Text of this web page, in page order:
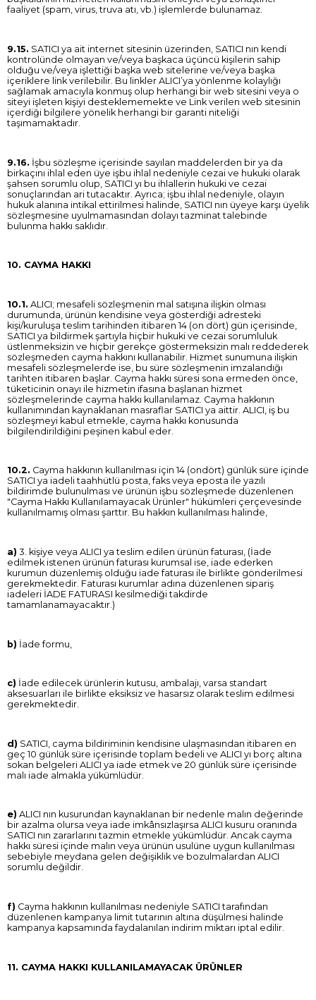
faaliyet (spam, virus, truva atı, vb.) işlemlerde bulunamaz.
9.15. SATICI ya ait internet sitesinin üzerinden, SATICI nın kendi
kontrolünde olmayan ve/veya başkaca üçüncü kişilerin sahip
olduğu ve/veya işlettiği başka web sitelerine ve/veya başka
içeriklere link verilebilir. Bu linkler ALICI’ya yönlenme kolaylığı
sağlamak amacıyla konmuş olup herhangi bir web sitesini veya o
siteyi işleten kişiyi desteklememekte ve Link verilen web sitesinin
içerdiği bilgilere yönelik herhangi bir garanti niteliği
taşımamaktadır.
9.16. İşbu sözleşme içerisinde sayılan maddelerden bir ya da
birkaçını ihlal eden üye işbu ihlal nedeniyle cezai ve hukuki olarak
şahsen sorumlu olup, SATICI yı bu ihlallerin hukuki ve cezai
sonuçlarından ari tutacaktır. Ayrıca; işbu ihlal nedeniyle, olayın
hukuk alanına intikal ettirilmesi halinde, SATICI nın üyeye karşı üyelik
sözleşmesine uyulmamasından dolayı tazminat talebinde
bulunma hakkı saklıdır.
10. CAYMA HAKKI
10.1. ALICI; mesafeli sözleşmenin mal satışına ilişkin olması
durumunda, ürünün kendisine veya gösterdiği adresteki
kişi/kuruluşa teslim tarihinden itibaren 14 (on dört) gün içerisinde,
SATICI ya bildirmek şartıyla hiçbir hukuki ve cezai sorumluluk
üstlenmeksizin ve hiçbir gerekçe göstermeksizin malı reddederek
sözleşmeden cayma hakkını kullanabilir. Hizmet sunumuna ilişkin
mesafeli sözleşmelerde ise, bu süre sözleşmenin imzalandığı
tarihten itibaren başlar. Cayma hakkı süresi sona ermeden önce,
tüketicinin onayı ile hizmetin ifasına başlanan hizmet
sözleşmelerinde cayma hakkı kullanılamaz. Cayma hakkının
kullanımından kaynaklanan masraflar SATICI ya aittir. ALICI, iş bu
sözleşmeyi kabul etmekle, cayma hakkı konusunda
bilgilendirildiğini peşinen kabul eder.
10.2. Cayma hakkının kullanılması için 14 (ondört) günlük süre içinde
SATICI ya iadeli taahhütlü posta, faks veya eposta ile yazılı
bildirimde bulunulması ve ürünün işbu sözleşmede düzenlenen
"Cayma Hakkı Kullanılamayacak Ürünler" hükümleri çerçevesinde
kullanılmamış olması şarttır. Bu hakkın kullanılması halinde,
a) 3. kişiye veya ALICI ya teslim edilen ürünün faturası, (İade
edilmek istenen ürünün faturası kurumsal ise, iade ederken
kurumun düzenlemiş olduğu iade faturası ile birlikte gönderilmesi
gerekmektedir. Faturası kurumlar adına düzenlenen sipariş
iadeleri İADE FATURASI kesilmediği takdirde
tamamlanamayacaktır.)
b) İade formu,
c) İade edilecek ürünlerin kutusu, ambalajı, varsa standart
aksesuarları ile birlikte eksiksiz ve hasarsız olarak teslim edilmesi
gerekmektedir.
d) SATICI, cayma bildiriminin kendisine ulaşmasından itibaren en
geç 10 günlük süre içerisinde toplam bedeli ve ALICI yı borç altına
sokan belgeleri ALICI ya iade etmek ve 20 günlük süre içerisinde
malı iade almakla yükümlüdür.
e) ALICI nın kusurundan kaynaklanan bir nedenle malın değerinde
bir azalma olursa veya iade imkânsızlaşırsa ALICI kusuru oranında
SATICI nın zararlarını tazmin etmekle yükümlüdür. Ancak cayma
hakkı süresi içinde malın veya ürünün usulüne uygun kullanılması
sebebiyle meydana gelen değişiklik ve bozulmalardan ALICI
sorumlu değildir.
f) Cayma hakkının kullanılması nedeniyle SATICI tarafından
düzenlenen kampanya limit tutarının altına düşülmesi halinde
kampanya kapsamında faydalanılan indirim miktarı iptal edilir.
11. CAYMA HAKKI KULLANILAMAYACAK ÜRÜNLER